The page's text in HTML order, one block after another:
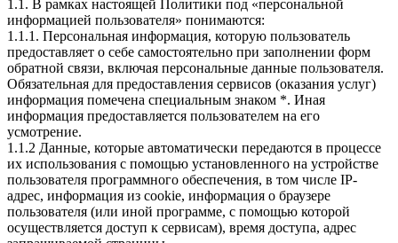
1.1. В рамках настоящей Политики под «персональной
информацией пользователя» понимаются:
1.1.1. Персональная информация, которую пользователь
предоставляет о себе самостоятельно при заполнении форм
обратной связи, включая персональные данные пользователя.
Обязательная для предоставления сервисов (оказания услуг)
информация помечена специальным знаком *. Иная
информация предоставляется пользователем на его
усмотрение.
1.1.2 Данные, которые автоматически передаются в процессе
их использования с помощью установленного на устройстве
пользователя программного обеспечения, в том числе IP-
адрес, информация из cookie, информация о браузере
пользователя (или иной программе, с помощью которой
осуществляется доступ к cервисам), время доступа, адрес